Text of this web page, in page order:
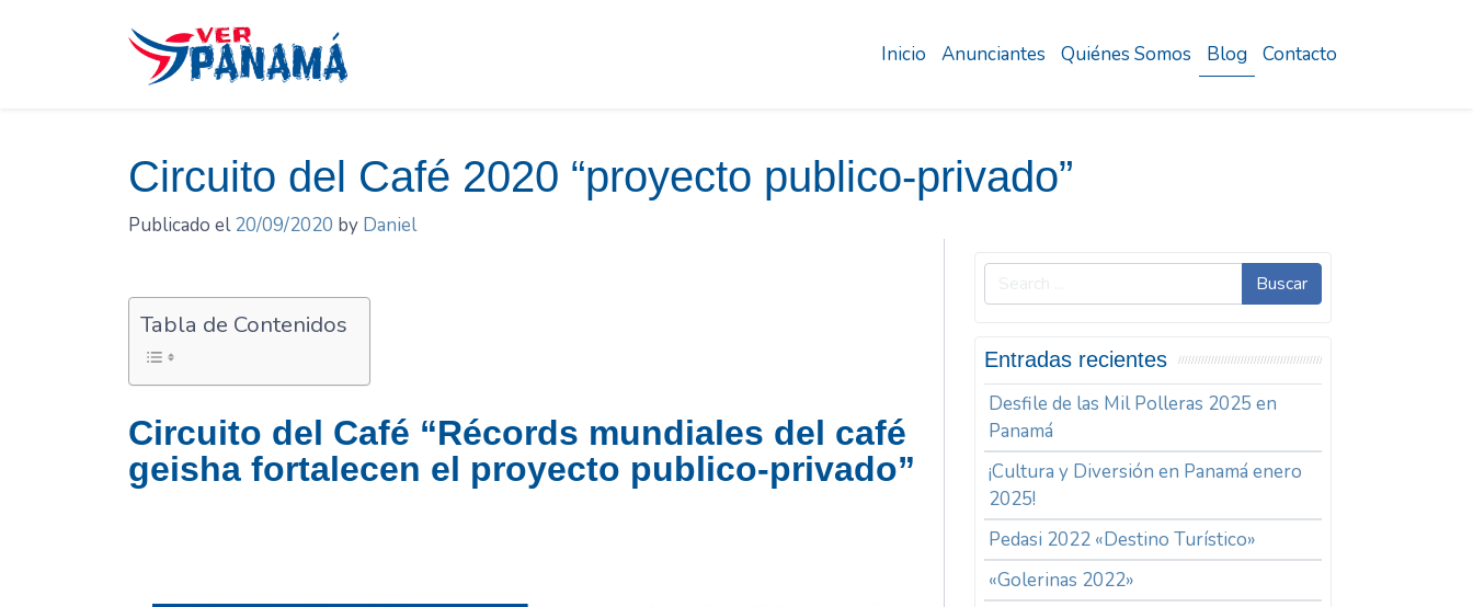
Inicio Anunciantes Quiénes Somos Blog Contacto
Circuito del Café 2020 “proyecto publico-privado”
Publicado el20/09/2020 by Daniel
Tabla de Contenidos
Circuito del Café “Récords mundiales del café
geisha fortalecen el proyecto publico-privado”
Buscar
Entradas recientes
Desfile de las Mil Polleras 2025 en
Panamá
¡Cultura y Diversión en Panamá enero
2025!
Pedasi 2022 «Destino Turístico»
«Golerinas 2022»